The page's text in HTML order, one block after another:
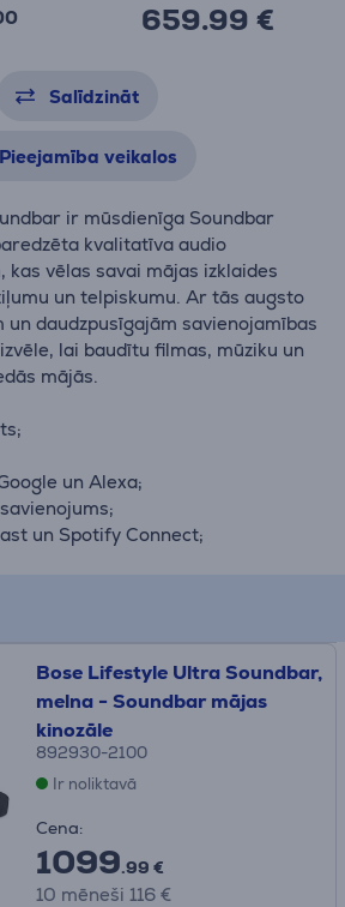
659.99 €
Salīdzināt
Pieejamība veikalos
ir mūsdienīga Soundbar
kvalitatīva audio
vēlas savai mājas izklaides
un telpiskumu. Ar tās augsto
daudzpusīgajām savienojamības
lai baudītu filmas, mūziku un
mājās.
un Alexa;
un Spotify Connect;
Bose Lifestyle Ultra Soundbar,
melna - Soundbar mājas
kinozāle
892930-2100
Ir noliktavā
Cena:
1099.99 €
10 mēneši 116 €